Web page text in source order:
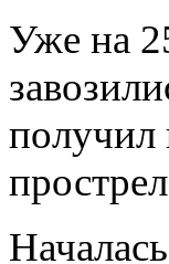
Уже на
получил